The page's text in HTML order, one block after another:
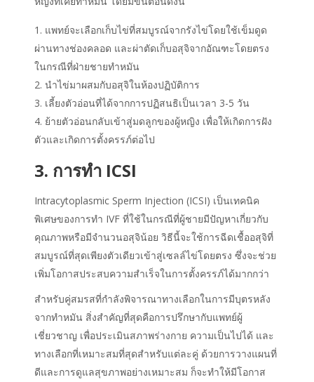
แพทย์จะเลือกเก็บไข่ที่สมบูรณ์จากรังไข่โดยใช้เข็มดูด
ผ่านทางช่องคลอด และผ่าตัดเก็บอสุจิจากอัณฑะโดยตรง
ในกรณีที่ฝ่ายชายทำหมัน
นำไข่มาผสมกับอสุจิในห้องปฏิบัติการ
เลี้ยงตัวอ่อนที่ได้จากการปฏิสนธิเป็นเวลา 3-5 วัน
ย้ายตัวอ่อนกลับเข้าสู่มดลูกของผู้หญิง เพื่อให้เกิดการฝัง
ตัวและเกิดการตั้งครรภ์ต่อไป
3. การทำ ICSI
Intracytoplasmic Sperm Injection (ICSI) เป็นเทคนิค
พิเศษของการทำ IVF ที่ใช้ในกรณีที่ผู้ชายมีปัญหาเกี่ยวกับ
คุณภาพหรือมีจำนวนอสุจิน้อย วิธีนี้จะใช้การฉีดเชื้ออสุจิที่
สมบูรณ์ที่สุดเพียงตัวเดียวเข้าสู่เซลล์ไข่โดยตรง ซึ่งจะช่วย
เพิ่มโอกาสประสบความสำเร็จในการตั้งครรภ์ได้มากกว่า
สำหรับคู่สมรสที่กำลังพิจารณาทางเลือกในการมีบุตรหลัง
จากทำหมัน สิ่งสำคัญที่สุดคือการปรึกษากับแพทย์ผู้
เชี่ยวชาญ เพื่อประเมินสภาพร่างกาย ความเป็นไปได้ และ
ทางเลือกที่เหมาะสมที่สุดสำหรับแต่ละคู่ ด้วยการวางแผนที่
ดีและการดูแลสุขภาพอย่างเหมาะสม ก็จะทำให้มีโอกาส